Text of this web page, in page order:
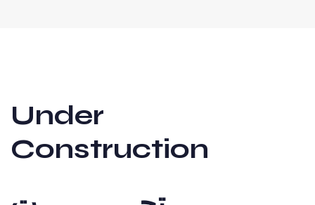
Under
Construction